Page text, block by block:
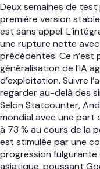
Deux semaines de
première version
est sans appel.
une rupture nette avec
précédentes. Ce n’est
généralisation de l’IA
d’exploitation. Suivre
regarder au-delà des
Selon Statcounter,
mondial avec une part
à 73 % au cours de la
est stimulée par une
progression fulgurante
asiatique, poussant